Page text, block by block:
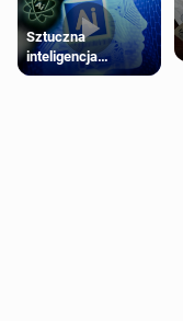
Sztuczna
inteligencja
próbowała oszukać